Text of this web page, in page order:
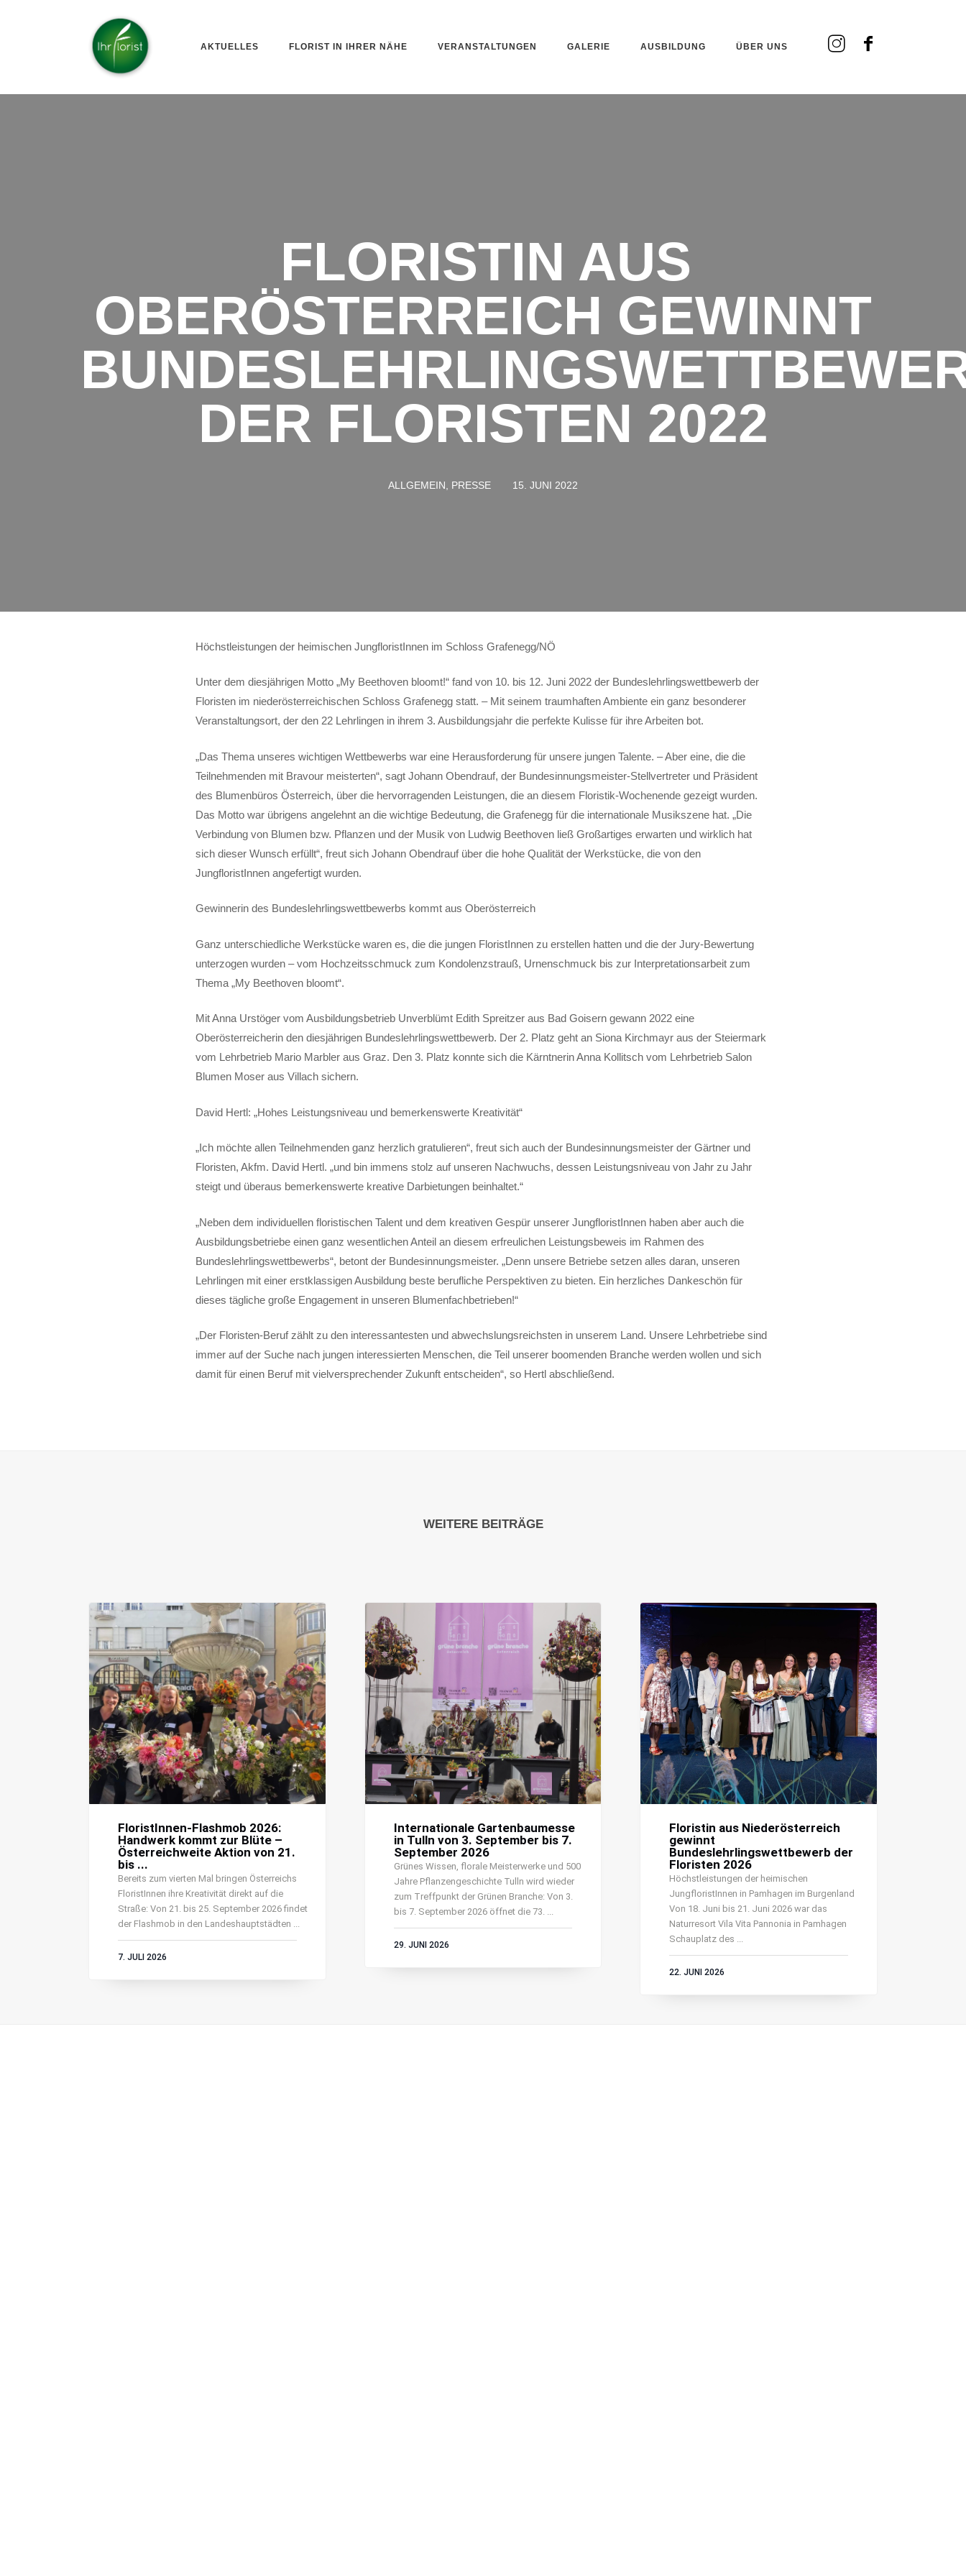
AKTUELLES FLORIST IN IHRER NÄHE VERANSTALTUNGEN GALERIE AUSBILDUNG ÜBER UNS
FLORISTIN AUS
OBERÖSTERREICH GEWINNT
DER FLORISTEN 2022
ALLGEMEIN, PRESSE 15. JUNI 2022
Höchstleistungen der heimischen JungfloristInnen im Schloss Grafenegg/NÖ
Unter dem diesjährigen Motto „My Beethoven bloomt!“ fand von 10. bis 12. Juni 2022 der Bundeslehrlingswettbewerb der
Floristen im niederösterreichischen Schloss Grafenegg statt. – Mit seinem traumhaften Ambiente ein ganz besonderer
Veranstaltungsort, der den 22 Lehrlingen in ihrem 3. Ausbildungsjahr die perfekte Kulisse für ihre Arbeiten bot.
„Das Thema unseres wichtigen Wettbewerbs war eine Herausforderung für unsere jungen Talente. – Aber eine, die die
Teilnehmenden mit Bravour meisterten“, sagt Johann Obendrauf, der Bundesinnungsmeister-Stellvertreter und Präsident
des Blumenbüros Österreich, über die hervorragenden Leistungen, die an diesem Floristik-Wochenende gezeigt wurden.
Das Motto war übrigens angelehnt an die wichtige Bedeutung, die Grafenegg für die internationale Musikszene hat. „Die
Verbindung von Blumen bzw. Pflanzen und der Musik von Ludwig Beethoven ließ Großartiges erwarten und wirklich hat
sich dieser Wunsch erfüllt“, freut sich Johann Obendrauf über die hohe Qualität der Werkstücke, die von den
JungfloristInnen angefertigt wurden.
Gewinnerin des Bundeslehrlingswettbewerbs kommt aus Oberösterreich
Ganz unterschiedliche Werkstücke waren es, die die jungen FloristInnen zu erstellen hatten und die der Jury-Bewertung
unterzogen wurden – vom Hochzeitsschmuck zum Kondolenzstrauß, Urnenschmuck bis zur Interpretationsarbeit zum
Thema „My Beethoven bloomt“.
Mit Anna Urstöger vom Ausbildungsbetrieb Unverblümt Edith Spreitzer aus Bad Goisern gewann 2022 eine
Oberösterreicherin den diesjährigen Bundeslehrlingswettbewerb. Der 2. Platz geht an Siona Kirchmayr aus der Steiermark
vom Lehrbetrieb Mario Marbler aus Graz. Den 3. Platz konnte sich die Kärntnerin Anna Kollitsch vom Lehrbetrieb Salon
Blumen Moser aus Villach sichern.
David Hertl: „Hohes Leistungsniveau und bemerkenswerte Kreativität“
„Ich möchte allen Teilnehmenden ganz herzlich gratulieren“, freut sich auch der Bundesinnungsmeister der Gärtner und
Floristen, Akfm. David Hertl. „und bin immens stolz auf unseren Nachwuchs, dessen Leistungsniveau von Jahr zu Jahr
steigt und überaus bemerkenswerte kreative Darbietungen beinhaltet.“
„Neben dem individuellen floristischen Talent und dem kreativen Gespür unserer JungfloristInnen haben aber auch die
Ausbildungsbetriebe einen ganz wesentlichen Anteil an diesem erfreulichen Leistungsbeweis im Rahmen des
Bundeslehrlingswettbewerbs“, betont der Bundesinnungsmeister. „Denn unsere Betriebe setzen alles daran, unseren
Lehrlingen mit einer erstklassigen Ausbildung beste berufliche Perspektiven zu bieten. Ein herzliches Dankeschön für
dieses tägliche große Engagement in unseren Blumenfachbetrieben!“
„Der Floristen-Beruf zählt zu den interessantesten und abwechslungsreichsten in unserem Land. Unsere Lehrbetriebe sind
immer auf der Suche nach jungen interessierten Menschen, die Teil unserer boomenden Branche werden wollen und sich
damit für einen Beruf mit vielversprechender Zukunft entscheiden“, so Hertl abschließend.
WEITERE BEITRÄGE
FloristInnen-Flashmob 2026:
Handwerk kommt zur Blüte –
Österreichweite Aktion von 21.
bis ...
Bereits zum vierten Mal bringen Österreichs
FloristInnen ihre Kreativität direkt auf die
Straße: Von 21. bis 25. September 2026 findet
der Flashmob in den Landeshauptstädten ...
7. JULI 2026
Internationale Gartenbaumesse
in Tulln von 3. September bis 7.
September 2026
Grünes Wissen, florale Meisterwerke und 500
Jahre Pflanzengeschichte Tulln wird wieder
zum Treffpunkt der Grünen Branche: Von 3.
bis 7. September 2026 öffnet die 73. ...
29. JUNI 2026
Floristin aus Niederösterreich
gewinnt
Bundeslehrlingswettbewerb der
Floristen 2026
Höchstleistungen der heimischen
JungfloristInnen in Pamhagen im Burgenland
Von 18. Juni bis 21. Juni 2026 war das
Naturresort Vila Vita Pannonia in Pamhagen
Schauplatz des ...
22. JUNI 2026